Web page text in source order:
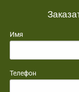
Имя
Телефон